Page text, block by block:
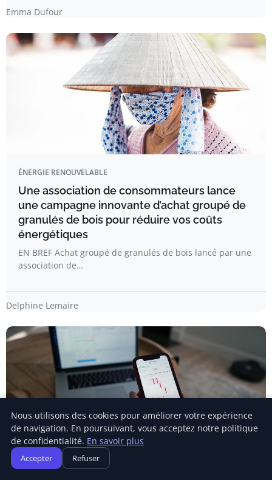
Emma Dufour
ÉNERGIE RENOUVELABLE
Une association de consommateurs lance
une campagne innovante d’achat groupé de
granulés de bois pour réduire vos coûts
énergétiques
EN BREF Achat groupé de granulés de bois lancé par une
association de…
Delphine Lemaire
ÉNERGIE RENOUVELABLE
Nous utilisons des cookies pour améliorer votre expérience
de navigation. En poursuivant, vous acceptez notre politique
de confidentialité. En savoir plus
Accepter Refuser